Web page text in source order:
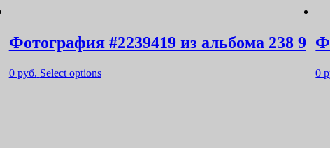
Фотография #2239419 из альбома 238 9
0 руб. Select options 0